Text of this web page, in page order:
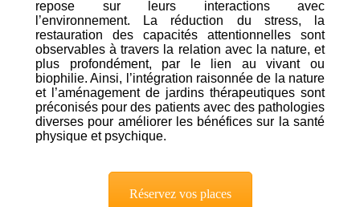
repose sur leurs interactions avec
l’environnement.
La réduction du stress, la
restauration des capacités attentionnelles sont
observables à travers la relation avec la nature, et
plus profondément, par le lien au vivant ou
biophilie. Ainsi, l’intégration raisonnée de la nature
et l’aménagement de jardins thérapeutiques sont
préconisés pour des patients avec des pathologies
diverses pour améliorer les bénéfices sur la santé
physique et psychique.
Réservez vos places